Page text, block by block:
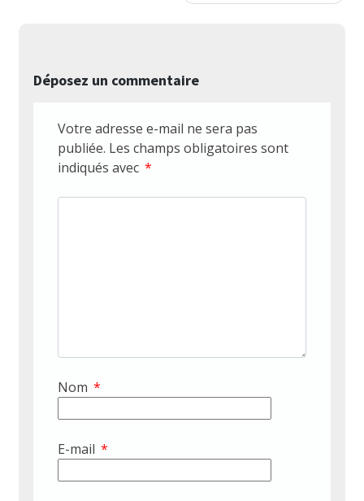
Déposez un commentaire
Votre adresse e-mail ne sera pas
publiée. Les champs obligatoires sont
indiqués avec *
Nom *
E-mail *